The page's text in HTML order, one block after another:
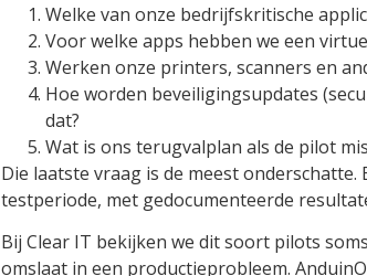
Welke van onze bedrijfskritische
Voor welke apps hebben we een
Werken onze printers, scanners en
Hoe worden beveiligingsupdates
dat?
Wat is ons terugvalplan als de pilot
Die laatste vraag is de meest
testperiode, met gedocumenteerde
Bij Clear IT bekijken we dit soort pilots
omslaat in een productieprobleem.